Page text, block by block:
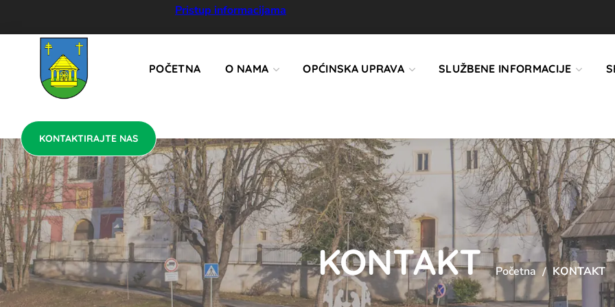
Pristup informacijama
POČETNA O NAMA OPĆINSKA UPRAVA SLUŽBENE INFORMACIJE
KONTAKTIRAJTE NAS
KONTAKT Početna KONTAKT